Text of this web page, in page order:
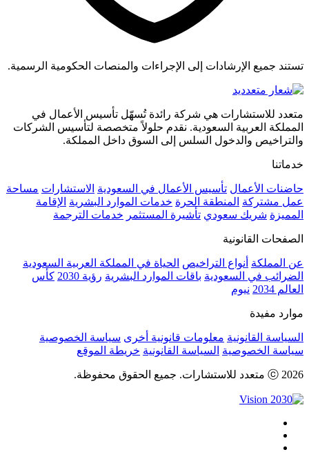
تستند جميع الإرشادات إلى الإجراءات والمنصات الحكومية الرسمية.
متعدد للاستشارات هي شركة رائدة تُسهّل تأسيس الأعمال في
المملكة العربية السعودية. نقدم حلولاً متخصصة لتأسيس الشركات
والتراخيص والدخول السلس إلى السوق داخل المملكة.
خدماتنا
حاضنات الأعمال تأسيس الأعمال في السعودية الاستشارات مساحة
عمل مشتركة المنطقة الحرة خدمات الموارد البشرية الإقامة
المميزة شريك سعودي تأشيرة المستثمر خدمات الترجمة
الصفحات القانونية
عن المملكة أنواع التراخيص الحياة في المملكة العربية السعودية
الضرائب في السعودية باقات الموارد البشرية رؤية 2030
كأس
العالم 2034
نيوم
موارد مفيدة
السياسة القانونية معلومات قانونية أخرى سياسة الخصوصية
سياسة الخصوصية السياسة القانونية خريطة الموقع
ⓒ 2026 متعدد للاستشارات. جميع الحقوق محفوظة.